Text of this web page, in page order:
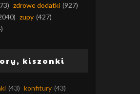
zdrowe dodatki (927)
zupy (427)
kiszonki
(43) konfitury (43)